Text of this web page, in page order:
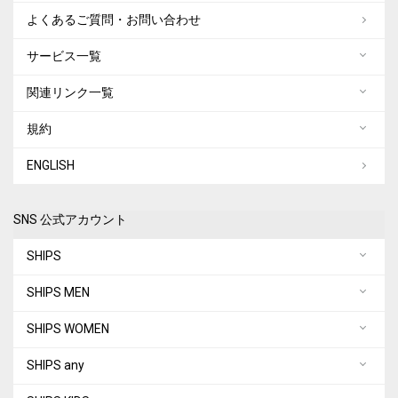
よくあるご質問・お問い合わせ
サービス一覧
関連リンク一覧
規約
ENGLISH
SNS 公式アカウント
SHIPS
SHIPS MEN
SHIPS WOMEN
SHIPS any